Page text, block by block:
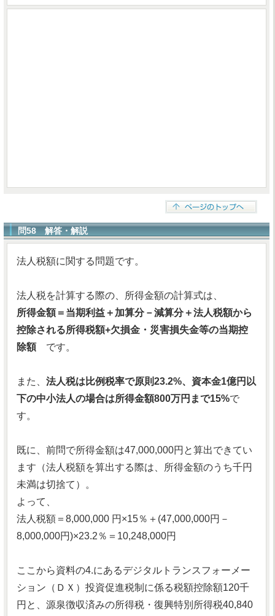
問58 解答・解説
法人税額に関する問題です。
法人税を計算する際の、所得金額の計算式は、
所得金額＝当期利益＋加算分－減算分＋法人税額から
控除される所得税額+欠損金・災害損失金等の当期控
除額です。
また、 法人税は比例税率で原則23.2%、資本金1億円以
下の中小法人の場合は所得金額800万円まで15%で
す。
既に、前問で所得金額は47,000,000円と算出できてい
ます（法人税額を算出する際は、所得金額のうち千円
未満は切捨て）。
よって、
法人税額＝8,000,000 円×15％＋(47,000,000円－
8,000,000円)×23.2％＝10,248,000円
ここから資料の4.にあるデジタルトランスフォーメー
ション（ＤＸ）投資促進税制に係る税額控除額120千
円と、源泉徴収済みの所得税・復興特別所得税40,840